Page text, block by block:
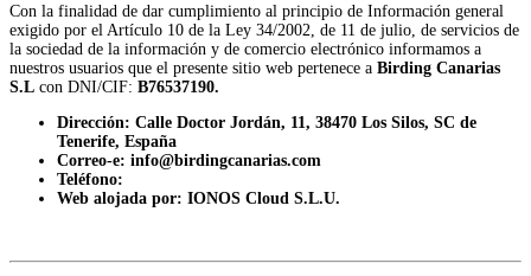
Con la finalidad de dar cumplimiento al principio de Información general
exigido por el Artículo 10 de la Ley 34/2002, de 11 de julio, de servicios de
la sociedad de la información y de comercio electrónico informamos a
nuestros usuarios que el presente sitio web pertenece a Birding Canarias
S.L con DNI/CIF: B76537190.
Dirección: Calle Doctor Jordán, 11, 38470 Los Silos, SC de
Tenerife, España
Correo-e: info@birdingcanarias.com
Teléfono:
Web alojada por: IONOS Cloud S.L.U.